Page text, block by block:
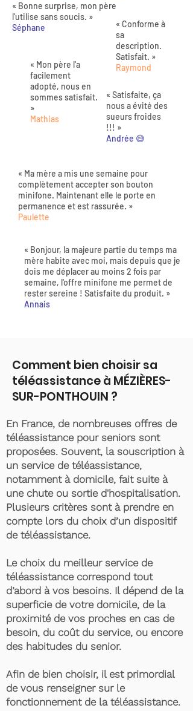
« Bonne surprise, mon père
l'utilise sans soucis. »
Séphane
« Mon père l'a
facilement
adopté, nous en
sommes satisfait.
»
Mathias
« Conforme à
sa
description.
Satisfait. »
Raymond
« Satisfaite, ça
nous a évité des
sueurs froides
!!! »
Andrée 😅
« Ma mère a mis une semaine pour
complètement accepter son bouton
minifone. Maintenant elle le porte en
permanence et est rassurée. »
Paulette
« Bonjour, la majeure partie du temps ma
mère habite avec moi, mais depuis que je
dois me déplacer au moins 2 fois par
semaine, l'offre minifone me permet de
rester sereine ! Satisfaite du produit. »
Annais
Comment bien choisir sa
téléassistance à MÉZIÈRES-
SUR-PONTHOUIN ?
En France, de nombreuses offres de
téléassistance pour seniors sont
proposées. Souvent, la souscription à
un service de téléassistance,
notamment à domicile, fait suite à
une chute ou sortie d'hospitalisation.
Plusieurs critères sont à prendre en
compte lors du choix d’un dispositif
de téléassistance.
Le choix du meilleur service de
téléassistance correspond tout
d’abord à vos besoins. Il dépend de la
superficie de votre domicile, de la
proximité de vos proches en cas de
besoin, du coût du service, ou encore
des habitudes du senior.
Afin de bien choisir, il est primordial
de vous renseigner sur le
fonctionnement de la téléassistance.